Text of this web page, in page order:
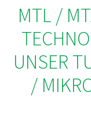
MTL /
UNSER
/